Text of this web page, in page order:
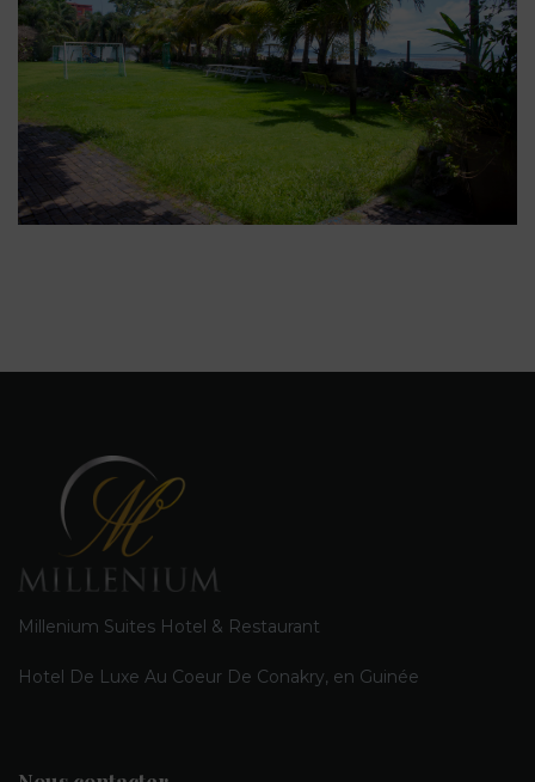
Millenium Suites Hotel & Restaurant
Hotel De Luxe Au Coeur De Conakry, en Guinée